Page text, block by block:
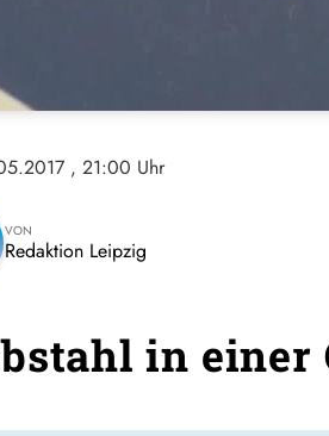
, 21:00 Uhr
VON
Redaktion Leipzig
in einer